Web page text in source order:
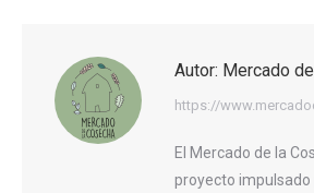
Autor: Mercado
https://
El Mercado de la
proyecto impulsado